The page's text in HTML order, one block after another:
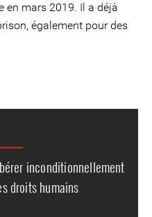
en mars 2019. Il a déjà
également pour des
inconditionnellement
droits humains